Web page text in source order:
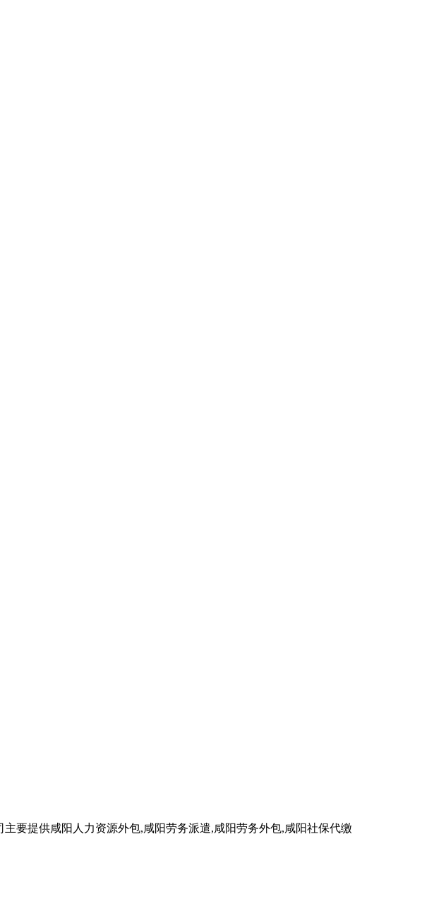
要提供咸阳人力资源外包,咸阳劳务派遣,咸阳劳务外包,咸阳社保代缴